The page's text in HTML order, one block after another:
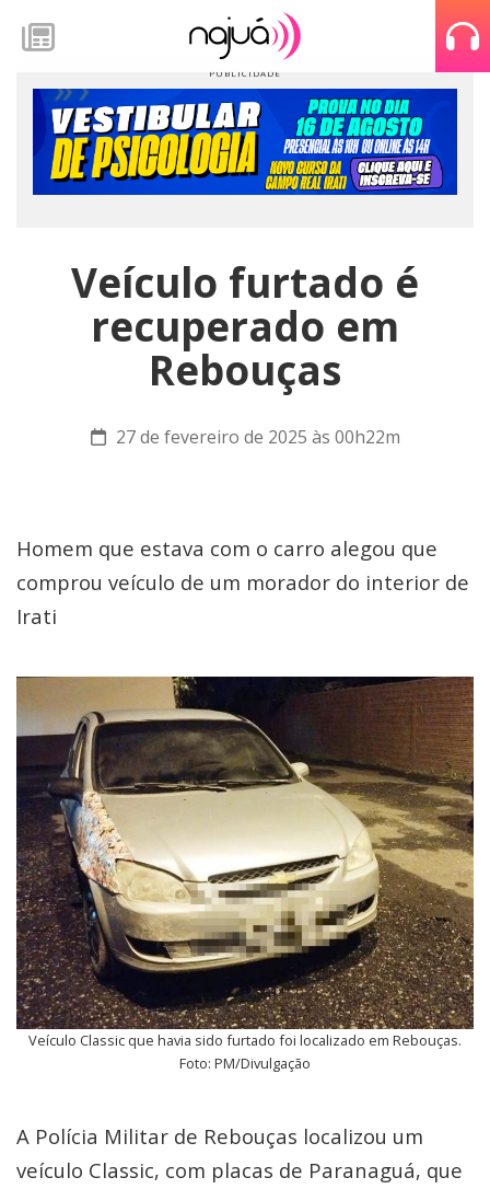
Veículo furtado é
recuperado em
Rebouças
27 de fevereiro de 2025 às 00h22m
Homem que estava com o carro alegou que
comprou veículo de um morador do interior de
Irati
Veículo Classic que havia sido furtado foi localizado em Rebouças.
Foto: PM/Divulgação
A Polícia Militar de Rebouças localizou um
veículo Classic, com placas de Paranaguá, que